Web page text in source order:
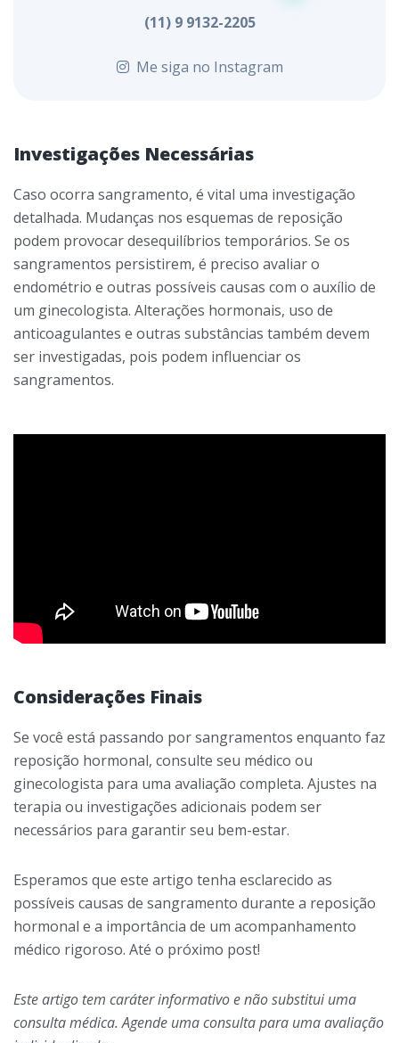
(11) 9 9132-2205
Me siga no Instagram
Investigações Necessárias
Caso ocorra sangramento, é vital uma investigação
detalhada. Mudanças nos esquemas de reposição
podem provocar desequilíbrios temporários. Se os
sangramentos persistirem, é preciso avaliar o
endométrio e outras possíveis causas com o auxílio de
um ginecologista. Alterações hormonais, uso de
anticoagulantes e outras substâncias também devem
ser investigadas, pois podem influenciar os
sangramentos.
Considerações Finais
Se você está passando por sangramentos enquanto faz
reposição hormonal, consulte seu médico ou
ginecologista para uma avaliação completa. Ajustes na
terapia ou investigações adicionais podem ser
necessários para garantir seu bem-estar.
Esperamos que este artigo tenha esclarecido as
possíveis causas de sangramento durante a reposição
hormonal e a importância de um acompanhamento
médico rigoroso. Até o próximo post!
Este artigo tem caráter informativo e não substitui uma
consulta médica. Agende uma consulta para uma avaliação